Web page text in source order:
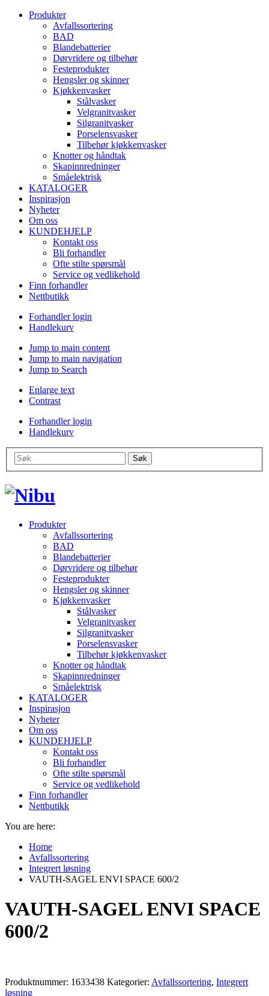
Produkter
Avfallssortering
BAD
Blandebatterier
Dørvridere og tilbehør
Festeprodukter
Hengsler og skinner
Kjøkkenvasker
Stålvasker
Velgranitvasker
Silgranitvasker
Porselensvasker
Tilbehør kjøkkenvasker
Knotter og håndtak
Skapinnredninger
Småelektrisk
KATALOGER
Inspirasjon
Nyheter
Om oss
KUNDEHJELP
Kontakt oss
Bli forhandler
Ofte stilte spørsmål
Service og vedlikehold
Finn forhandler
Nettbutikk
Forhandler login
Handlekurv
Jump to main content
Jump to main navigation
Jump to Search
Enlarge text
Contrast
Forhandler login
Handlekurv
Produkter
Avfallssortering
BAD
Blandebatterier
Dørvridere og tilbehør
Festeprodukter
Hengsler og skinner
Kjøkkenvasker
Stålvasker
Velgranitvasker
Silgranitvasker
Porselensvasker
Tilbehør kjøkkenvasker
Knotter og håndtak
Skapinnredninger
Småelektrisk
KATALOGER
Inspirasjon
Nyheter
Om oss
KUNDEHJELP
Kontakt oss
Bli forhandler
Ofte stilte spørsmål
Service og vedlikehold
Finn forhandler
Nettbutikk
You are here:
Home
Avfallssortering
Integrert løsning
VAUTH-SAGEL ENVI SPACE 600/2
VAUTH-SAGEL ENVI SPACE
600/2
Produktnummer: 1633438 Kategorier: Avfallssortering, Integrert
løsning